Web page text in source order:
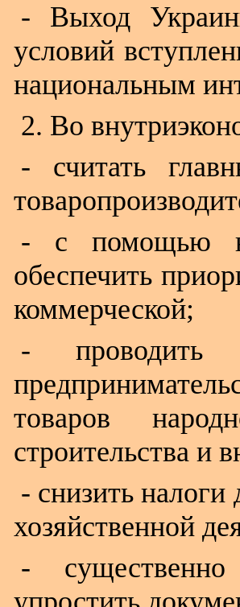
- Выход
условий
национальным
2. Во
- считать
- с помощью
обеспечить
коммерческой;
- проводить
товаров
строительства и
- снизить
хозяйственной
-